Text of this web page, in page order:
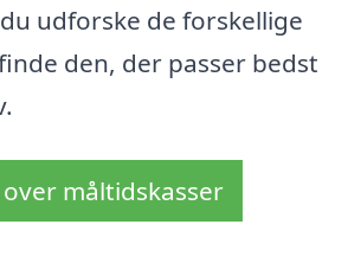
udforske de forskellige
den, der passer bedst
måltidskasser